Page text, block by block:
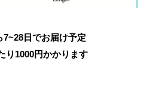
7~28日でお届け予定
り 1000円かかります